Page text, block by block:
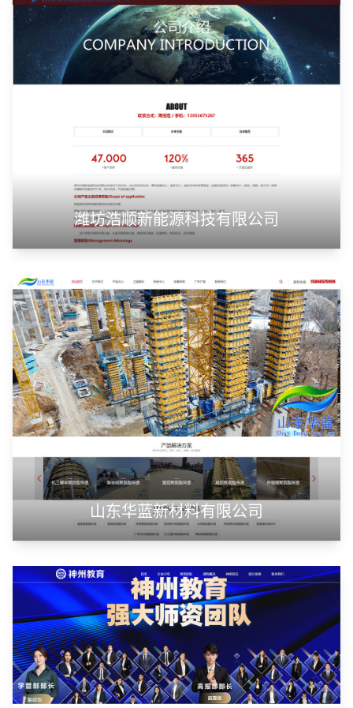
潍坊浩顺新能源科技有限公司
山东华蓝新材料有限公司